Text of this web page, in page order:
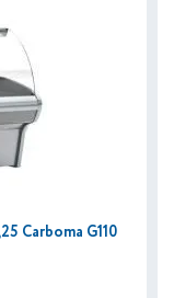
Сarboma G110